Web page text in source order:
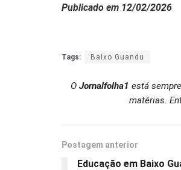
Publicado em 12/02/2026
Tags: Baixo Guandu
O Jornalfolha1 está
matérias.
Postagem anterior
Educação em Baixo